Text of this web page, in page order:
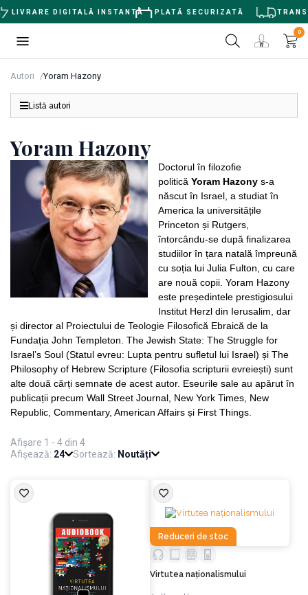
LIVRARE DIGITALĂ INSTANTĂ PLATĂ SECURIZATĂ
0
Autori Yoram Hazony
Listă autori
Yoram Hazony
Doctorul în filozofie
politică Yoram Hazony s-a
născut în Israel, a studiat în
America la universitățile
Princeton și Rutgers,
întorcându-se după finalizarea
studiilor în țara natală împreună
cu soția lui Julia Fulton, cu care
are nouă copii. Yoram Hazony
este președintele prestigiosului
Institut Herzl din Ierusalim, dar
și director al Proiectului de Teologie Filosofică Ebraică de la
Fundația John Templeton. The Jewish State: The Struggle for
Israel’s Soul (Statul evreu: Lupta pentru sufletul lui Israel) și The
Philosophy of Hebrew Scripture (Filosofia scripturii evreiești) sunt
alte două cărți semnate de acest autor. Eseurile sale au apărut în
publicații precum Wall Street Journal, New York Times, New
Republic, Commentary, American Affairs și First Things.
Afișare 1 - 4 din 4
Afișează: 24 Sortează: Noutăți
Reduceri de stoc
Virtutea naționalismului